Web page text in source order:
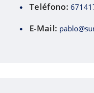
Teléfono:
E-Mail: